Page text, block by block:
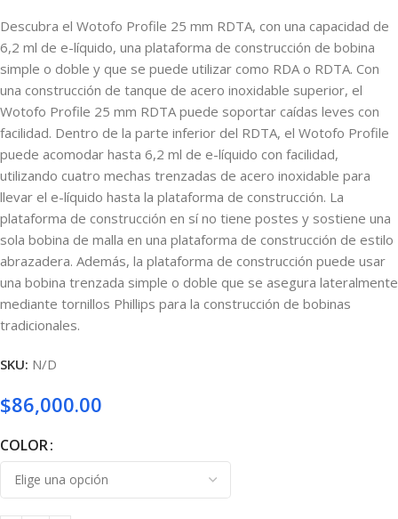
Descubra el Wotofo Profile 25 mm RDTA, con una capacidad de
6,2 ml de e-líquido, una plataforma de construcción de bobina
simple o doble y que se puede utilizar como RDA o RDTA. Con
una construcción de tanque de acero inoxidable superior, el
Wotofo Profile 25 mm RDTA puede soportar caídas leves con
facilidad. Dentro de la parte inferior del RDTA, el Wotofo Profile
puede acomodar hasta 6,2 ml de e-líquido con facilidad,
utilizando cuatro mechas trenzadas de acero inoxidable para
llevar el e-líquido hasta la plataforma de construcción. La
plataforma de construcción en sí no tiene postes y sostiene una
sola bobina de malla en una plataforma de construcción de estilo
abrazadera. Además, la plataforma de construcción puede usar
una bobina trenzada simple o doble que se asegura lateralmente
mediante tornillos Phillips para la construcción de bobinas
tradicionales.
SKU: N/D
$86,000.00
COLOR